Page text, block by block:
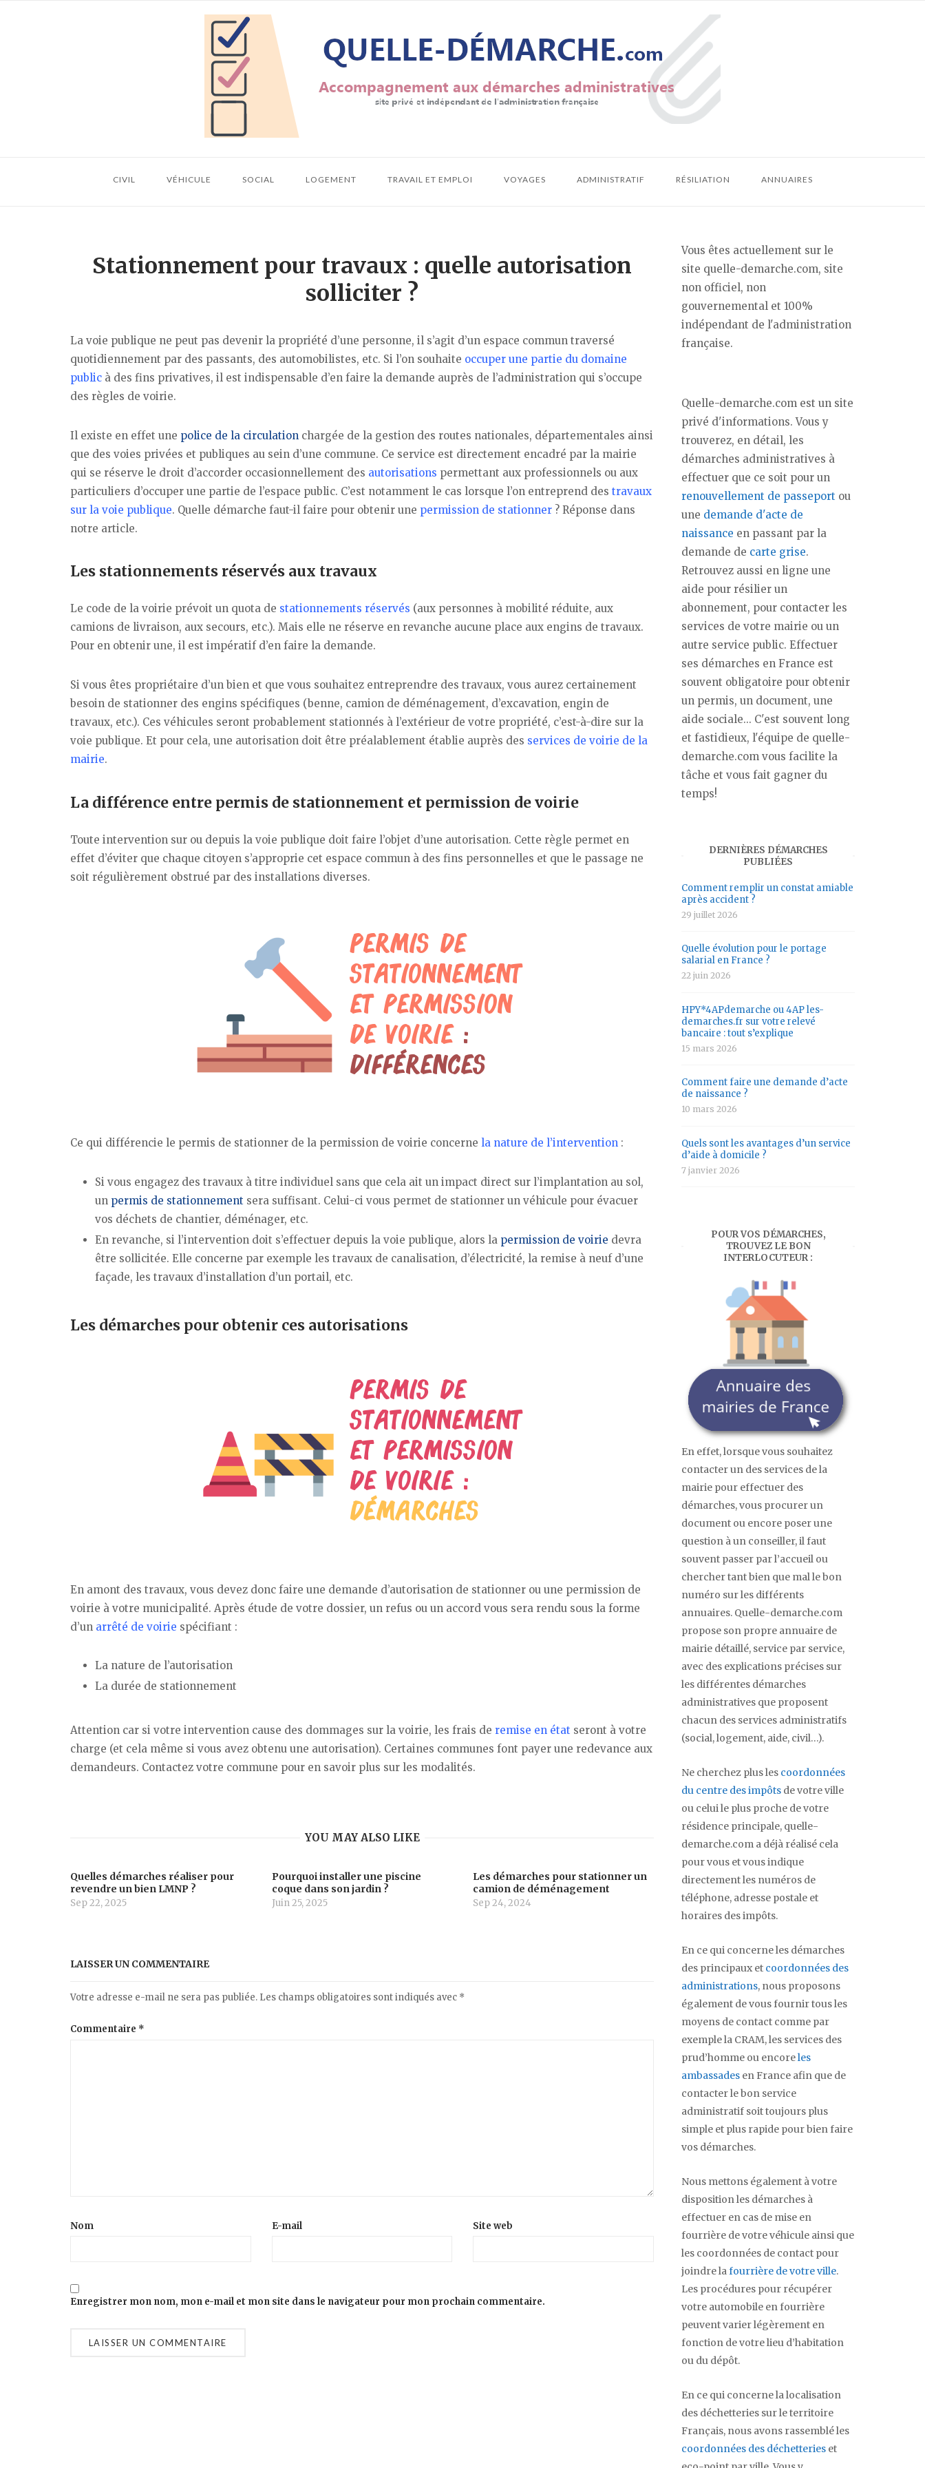
Home
CIVIL VÉHICULE SOCIAL LOGEMENT TRAVAIL ET EMPLOI VOYAGES ADMINISTRATIF RÉSILIATION ANNUAIRES
Stationnement pour travaux : quelle autorisation
solliciter ?
La voie publique ne peut pas devenir la propriété d’une personne, il s’agit d’un espace commun traversé
quotidiennement par des passants, des automobilistes, etc. Si l’on souhaite occuper une partie du domaine
public à des fins privatives, il est indispensable d’en faire la demande auprès de l’administration qui s’occupe
des règles de voirie.
Il existe en effet une police de la circulation chargée de la gestion des routes nationales, départementales ainsi
que des voies privées et publiques au sein d’une commune. Ce service est directement encadré par la mairie
qui se réserve le droit d’accorder occasionnellement des autorisations permettant aux professionnels ou aux
particuliers d’occuper une partie de l’espace public. C’est notamment le cas lorsque l’on entreprend des travaux
sur la voie publique. Quelle démarche faut-il faire pour obtenir une permission de stationner ? Réponse dans
notre article.
Les stationnements réservés aux travaux
Le code de la voirie prévoit un quota de stationnements réservés (aux personnes à mobilité réduite, aux
camions de livraison, aux secours, etc.). Mais elle ne réserve en revanche aucune place aux engins de travaux.
Pour en obtenir une, il est impératif d’en faire la demande.
Si vous êtes propriétaire d’un bien et que vous souhaitez entreprendre des travaux, vous aurez certainement
besoin de stationner des engins spécifiques (benne, camion de déménagement, d’excavation, engin de
travaux, etc.). Ces véhicules seront probablement stationnés à l’extérieur de votre propriété, c’est-à-dire sur la
voie publique. Et pour cela, une autorisation doit être préalablement établie auprès des services de voirie de la
mairie.
La différence entre permis de stationnement et permission de voirie
Toute intervention sur ou depuis la voie publique doit faire l’objet d’une autorisation. Cette règle permet en
effet d’éviter que chaque citoyen s’approprie cet espace commun à des fins personnelles et que le passage ne
soit régulièrement obstrué par des installations diverses.
Ce qui différencie le permis de stationner de la permission de voirie concerne la nature de l’intervention :
Si vous engagez des travaux à titre individuel sans que cela ait un impact direct sur l’implantation au sol,
un permis de stationnement sera suffisant. Celui-ci vous permet de stationner un véhicule pour évacuer
vos déchets de chantier, déménager, etc.
En revanche, si l’intervention doit s’effectuer depuis la voie publique, alors la permission de voirie devra
être sollicitée. Elle concerne par exemple les travaux de canalisation, d’électricité, la remise à neuf d’une
façade, les travaux d’installation d’un portail, etc.
Les démarches pour obtenir ces autorisations
En amont des travaux, vous devez donc faire une demande d’autorisation de stationner ou une permission de
voirie à votre municipalité. Après étude de votre dossier, un refus ou un accord vous sera rendu sous la forme
d’un arrêté de voirie spécifiant :
La nature de l’autorisation
La durée de stationnement
Attention car si votre intervention cause des dommages sur la voirie, les frais de remise en état seront à votre
charge (et cela même si vous avez obtenu une autorisation). Certaines communes font payer une redevance aux
demandeurs. Contactez votre commune pour en savoir plus sur les modalités.
YOU MAY ALSO LIKE
Quelles démarches réaliser pour
revendre un bien LMNP ?
Sep 22, 2025
Pourquoi installer une piscine
coque dans son jardin ?
Juin 25, 2025
Les démarches pour stationner un
camion de déménagement
Sep 24, 2024
LAISSER UN COMMENTAIRE
Votre adresse e-mail ne sera pas publiée. Les champs obligatoires sont indiqués avec *
Commentaire *
Nom E-mail Site web
Enregistrer mon nom, mon e-mail et mon site dans le navigateur pour mon prochain commentaire.
Vous êtes actuellement sur le
site quelle-demarche.com, site
non officiel, non
gouvernemental et 100%
indépendant de l'administration
française.
Quelle-demarche.com est un site
privé d'informations. Vous y
trouverez, en détail, les
démarches administratives à
effectuer que ce soit pour un
renouvellement de passeport ou
une demande d'acte de
naissance en passant par la
demande de carte grise.
Retrouvez aussi en ligne une
aide pour résilier un
abonnement, pour contacter les
services de votre mairie ou un
autre service public. Effectuer
ses démarches en France est
souvent obligatoire pour obtenir
un permis, un document, une
aide sociale... C'est souvent long
et fastidieux, l'équipe de quelle-
demarche.com vous facilite la
tâche et vous fait gagner du
temps!
DERNIÈRES DÉMARCHES
PUBLIÉES
Comment remplir un constat amiable
après accident ?
29 juillet 2026
Quelle évolution pour le portage
salarial en France ?
22 juin 2026
HPY*4APdemarche ou 4AP les-
demarches.fr sur votre relevé
bancaire : tout s’explique
15 mars 2026
Comment faire une demande d’acte
de naissance ?
10 mars 2026
Quels sont les avantages d’un service
d’aide à domicile ?
7 janvier 2026
POUR VOS DÉMARCHES,
TROUVEZ LE BON
INTERLOCUTEUR :
En effet, lorsque vous souhaitez
contacter un des services de la
mairie pour effectuer des
démarches, vous procurer un
document ou encore poser une
question à un conseiller, il faut
souvent passer par l’accueil ou
chercher tant bien que mal le bon
numéro sur les différents
annuaires. Quelle-demarche.com
propose son propre annuaire de
mairie détaillé, service par service,
avec des explications précises sur
les différentes démarches
administratives que proposent
chacun des services administratifs
(social, logement, aide, civil…).
Ne cherchez plus les coordonnées
du centre des impôts de votre ville
ou celui le plus proche de votre
résidence principale, quelle-
demarche.com a déjà réalisé cela
pour vous et vous indique
directement les numéros de
téléphone, adresse postale et
horaires des impôts.
En ce qui concerne les démarches
des principaux et coordonnées des
administrations, nous proposons
également de vous fournir tous les
moyens de contact comme par
exemple la CRAM, les services des
prud’homme ou encoreles
ambassades en France afin que de
contacter le bon service
administratif soit toujours plus
simple et plus rapide pour bien faire
vos démarches.
Nous mettons également à votre
disposition les démarches à
effectuer en cas de mise en
fourrière de votre véhicule ainsi que
les coordonnées de contact pour
joindre lafourrière de votre ville.
Les procédures pour récupérer
votre automobile en fourrière
peuvent varier légèrement en
fonction de votre lieu d’habitation
ou du dépôt.
En ce qui concerne la localisation
des déchetteries sur le territoire
Français, nous avons rassemblé les
coordonnées des déchetteries et